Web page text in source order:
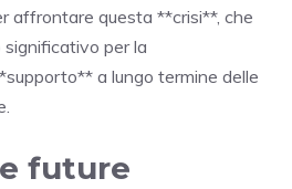
affrontare questa **crisi**, che
significativo per la
a lungo termine delle
future